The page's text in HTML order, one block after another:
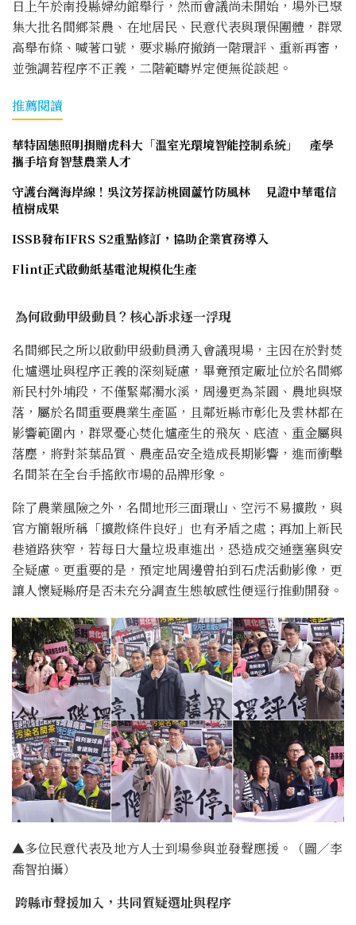
日上午於南投縣婦幼館舉行，然而會議尚未開始，場外已聚
集大批名間鄉茶農、在地居民、民意代表與環保團體，群眾
高舉布條、喊著口號，要求縣府撤銷一階環評、重新再審，
並強調若程序不正義，二階範疇界定便無從談起。
推薦閱讀
華特固態照明捐贈虎科大「溫室光環境智能控制系統」 產學
攜手培育智慧農業人才
守護台灣海岸線！吳汶芳探訪桃園蘆竹防風林 見證中華電信
植樹成果
ISSB發布IFRS S2重點修訂，協助企業實務導入
Flint正式啟動紙基電池規模化生產
為何啟動甲級動員？核心訴求逐一浮現
名間鄉民之所以啟動甲級動員湧入會議現場，主因在於對焚
化爐選址與程序正義的深刻疑慮，畢竟預定廠址位於名間鄉
新民村外埔段，不僅緊鄰濁水溪，周邊更為茶園、農地與聚
落，屬於名間重要農業生產區，且鄰近縣市彰化及雲林都在
影響範圍內，群眾憂心焚化爐產生的飛灰、底渣、重金屬與
落塵，將對茶葉品質、農產品安全造成長期影響，進而衝擊
名間茶在全台手搖飲市場的品牌形象。
除了農業風險之外，名間地形三面環山、空污不易擴散，與
官方簡報所稱「擴散條件良好」也有矛盾之處；再加上新民
巷道路狹窄，若每日大量垃圾車進出，恐造成交通壅塞與安
全疑慮。更重要的是，預定地周邊曾拍到石虎活動影像，更
讓人懷疑縣府是否未充分調查生態敏感性便逕行推動開發。
▲多位民意代表及地方人士到場參與並發聲應援。（圖／李
喬智拍攝）
跨縣市聲援加入，共同質疑選址與程序